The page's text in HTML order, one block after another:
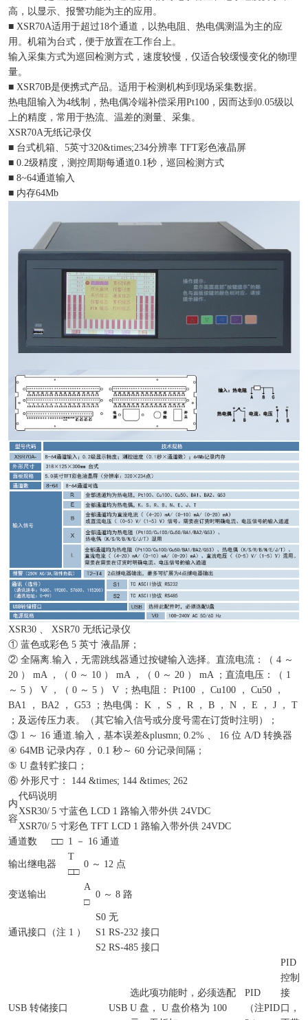
高，以显示、报警功能为主的应用。
■ XSR70A适用于超过18个通道，以热电阻、热电偶测温为主的应
用。机箱为台式，便于放置在工作台上。
输入采集方式为巡回检测方式，速度较慢，仅适合较缓慢变化的物理
量。
■ XSR70B是便携式产品。适用于检测机构到现场采集数据。
热电阻输入为4线制，热电偶冷端补偿采用Pt100，因而达到0.05级以
上的精度，常用于热流、温差的测量、采集。
XSR70A无纸记录仪
■ 台式机箱、5英寸320&times;234分辨率 TFT彩色液晶屏
■ 0.2级精度，测控周期每通道0.1秒，巡回检测方式
■ 8~64通道输入
■ 内存64Mb
XSR30 、 XSR70 无纸记录仪
① 蓝色或彩色 5 英寸 液晶屏；
② 全隔离.输入，无需跳线器通过按键输入选择。直流电流：（ 4 ～
20 ） mA ，（ 0 ～ 10 ） mA ，（ 0 ～ 20 ） mA ；直流电压：（ 1
～ 5 ） V ，（ 0 ～ 5 ） V ；热电阻： Pt100 ， Cu100 ， Cu50 ，
BA1 ， BA2 ， G53 ；热电偶： K ， S ， R ， B ， N ， E ， J ， T
；及远传压力表。（其它输入信号或分度号需在订货时注明）；
③ 1 ～ 16 通道.输入，基本误差&plusmn; 0.2% 、 16 位 A/D 转换器
④ 64MB 记录内存， 0.1 秒～ 60 分记录间隔；
⑤ U 盘转贮接口；
⑥ 外形尺寸： 144 &times; 144 &times; 262
内
容
代码说明
XSR30/ 5 寸蓝色 LCD 1 路输入带外供 24VDC
XSR70/ 5 寸彩色 TFT LCD 1 路输入带外供 24VDC
通道数
□□ 1 － 16 通道
输出继电器
T
□□
0 ～ 12 点
变送输出
A
□
0 ～ 8 路
通讯接口（注 1 ）
S0 无
S1 RS-232 接口
S2 RS-485 接口
USB 转储接口 USB
选此项功能时，必须选配
U 盘， U 盘价格为 100
PID
（注PID
PID
控制
接
口，